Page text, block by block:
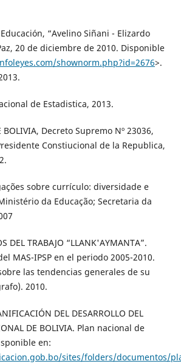
la Educación, “Avelino Siñani - Elizardo
20 de diciembre de 2010. Disponible
shownorm.php?id=2676>.
de Estadistica, 2013.
BOLIVIA, Decreto Supremo Nº 23036,
Constiucional de la Republica,
sobre currículo: diversidade e
da Educação; Secretaria da
DEL TRABAJO “LLANK'AYMANTA”.
MAS-IPSP en el periodo 2005-2010.
las tendencias generales de su
2010.
DEL DESARROLLO DEL
DE BOLIVIA. Plan nacional de
en:
sites/folders/documentos/